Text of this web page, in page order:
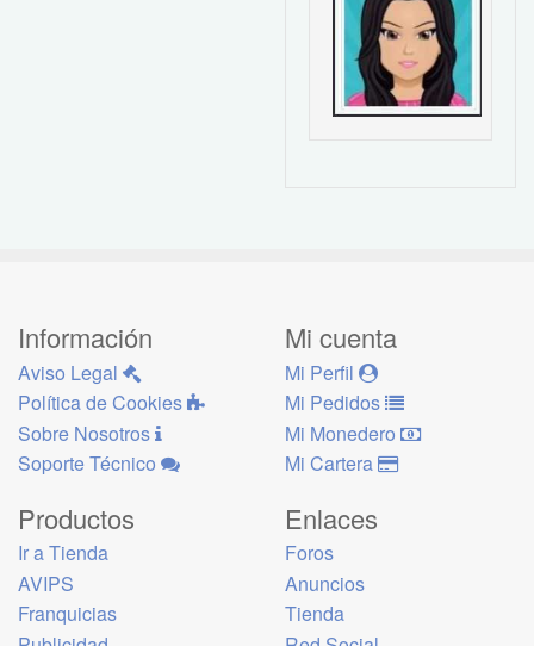
Información
Aviso Legal
Política de Cookies
Sobre Nosotros
Soporte Técnico
Mi cuenta
Mi Perfil
Mi Pedidos
Mi Monedero
Mi Cartera
Productos
Ir a Tienda
AVIPS
Franquicias
Enlaces
Foros
Anuncios
Tienda